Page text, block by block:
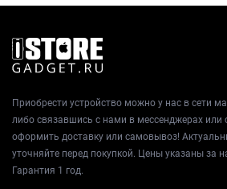
Приобрести устройство можно у нас в сети
либо связавшись с нами в мессенджерах или
оформить доставку или самовывоз!
уточняйте перед покупкой. Цены указаны за
Гарантия 1 год.